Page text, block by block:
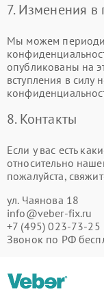
7. Изменения в
Мы можем
опубликованы на
вступления в силу
8. Контакты
Если у вас есть
относительно
пожалуйста,
ул. Чаянова 18
info@veber-fix.ru
+7 (495) 023-73-25
Звонок по РФ